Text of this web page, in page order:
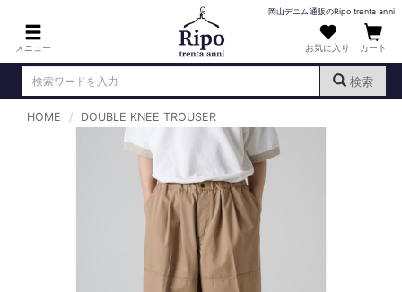
メニュー
岡山デニム通販のRipo trenta anni
お気に入り カート
検索
新規会員登録
DENIM : デニム
PANTS : パンツ
HOME DOUBLE KNEE TROUSER